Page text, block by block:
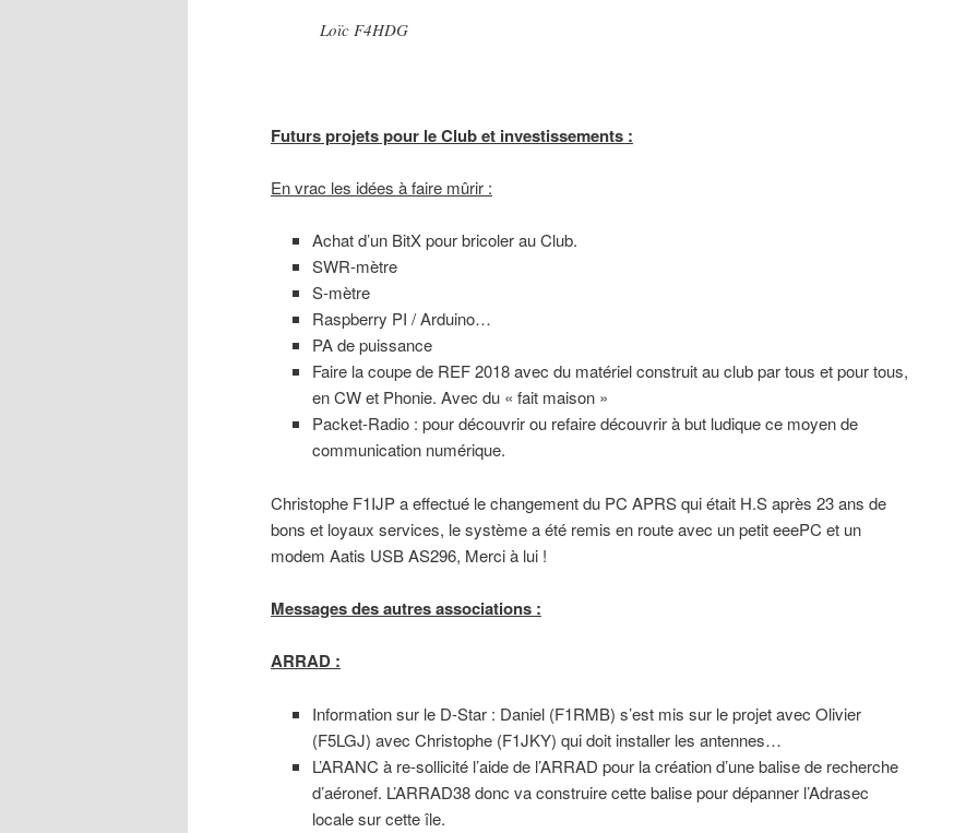
Loïc F4HDG
Futurs projets pour le Club et investissements :
En vrac les idées à faire mûrir :
Achat d’un BitX pour bricoler au Club.
SWR-mètre
S-mètre
Raspberry PI / Arduino…
PA de puissance
Faire la coupe de REF 2018 avec du matériel construit au club par tous et pour tous,
en CW et Phonie. Avec du « fait maison »
Packet-Radio : pour découvrir ou refaire découvrir à but ludique ce moyen de
communication numérique.
Christophe F1IJP a effectué le changement du PC APRS qui était H.S après 23 ans de
bons et loyaux services, le système a été remis en route avec un petit eeePC et un
modem Aatis USB AS296, Merci à lui !
Messages des autres associations :
ARRAD :
Information sur le D-Star : Daniel (F1RMB) s’est mis sur le projet avec Olivier
(F5LGJ) avec Christophe (F1JKY) qui doit installer les antennes…
L’ARANC à re-sollicité l’aide de l’ARRAD pour la création d’une balise de recherche
d’aéronef. L’ARRAD38 donc va construire cette balise pour dépanner l’Adrasec
locale sur cette île.